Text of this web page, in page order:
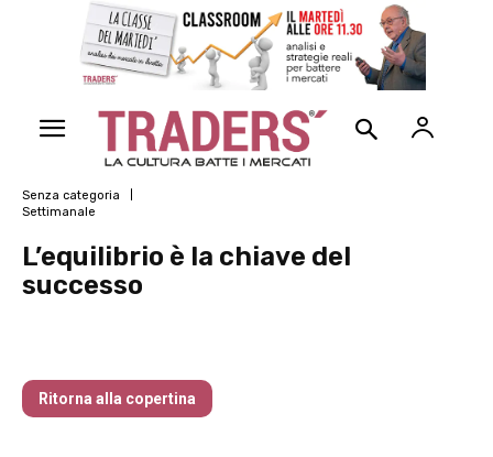
Senza categoria
Settimanale
L’equilibrio è la chiave del
successo
Ritorna alla copertina